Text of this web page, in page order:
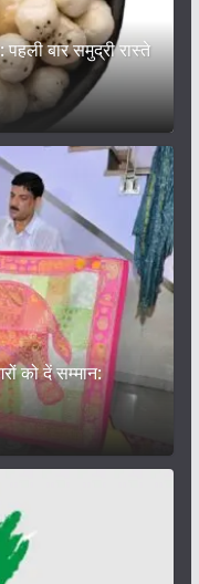
बार समुद्री रास्ते
को दें सम्मान: